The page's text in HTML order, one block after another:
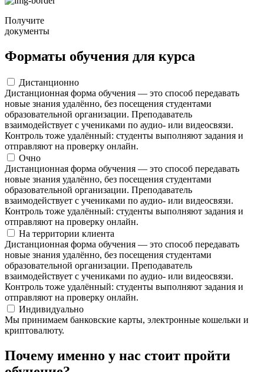
Получите
документы
Форматы обучения для курса
Дистанционно
Дистанционная форма обучения — это способ передавать
новые знания удалённо, без посещения студентами
образовательной организации. Преподаватель
взаимодействует с учениками по аудио- или видеосвязи.
Контроль тоже удалённый: студенты выполняют задания и
отправляют на проверку онлайн.
Очно
Дистанционная форма обучения — это способ передавать
новые знания удалённо, без посещения студентами
образовательной организации. Преподаватель
взаимодействует с учениками по аудио- или видеосвязи.
Контроль тоже удалённый: студенты выполняют задания и
отправляют на проверку онлайн.
На территории клиента
Дистанционная форма обучения — это способ передавать
новые знания удалённо, без посещения студентами
образовательной организации. Преподаватель
взаимодействует с учениками по аудио- или видеосвязи.
Контроль тоже удалённый: студенты выполняют задания и
отправляют на проверку онлайн.
Индивидуально
Мы принимаем банковские карты, электронные кошельки и
криптовалюту.
Почему именно у нас стоит пройти